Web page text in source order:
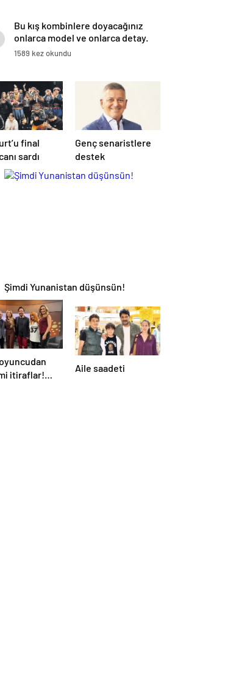
Bu kış kombinlere doyacağınız
onlarca model ve onlarca detay.
1589 kez okundu
final
sardı
Genç senaristlere
destek
Şimdi Yunanistan düşünsün!
itiraflar!
Aile saadeti